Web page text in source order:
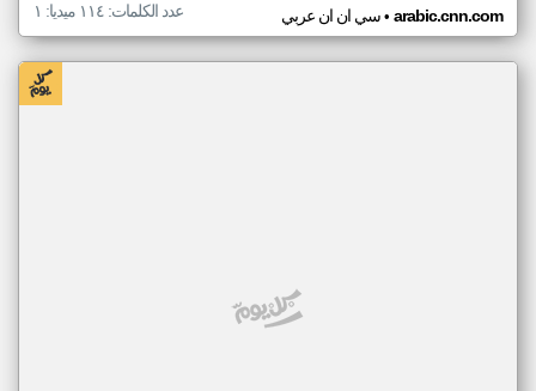
سي ان ان عربي• arabic.cnn.com عدد الكلمات: ١١٤ ميديا: ١